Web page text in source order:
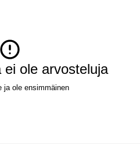
ei ole arvosteluja
ja ole ensimmäinen